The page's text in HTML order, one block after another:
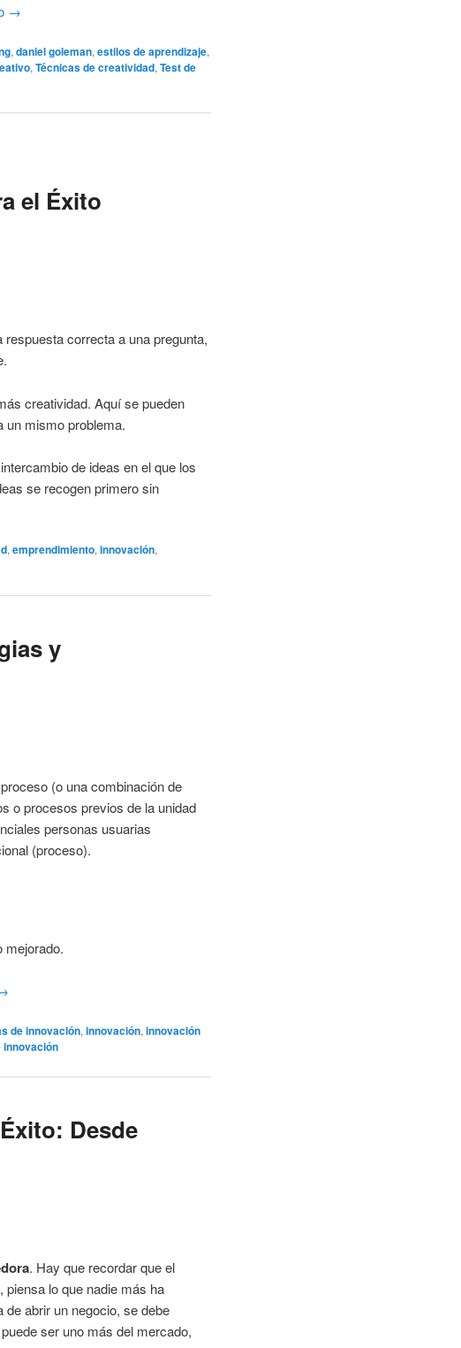
→
, daniel goleman, estilos de aprendizaje,
, Técnicas de creatividad, Test de
el Éxito
respuesta correcta a una pregunta,
creatividad. Aquí se pueden
un mismo problema.
de ideas en el que los
se recogen primero sin
, emprendimiento, innovación,
y
(o una combinación de
o procesos previos de la unidad
personas usuarias
(proceso).
mejorado.
de innovación, innovación, innovación
Desde
. Hay que recordar que el
lo que nadie más ha
abrir un negocio, se debe
ser uno más del mercado,